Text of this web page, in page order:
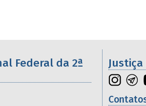
sobre os órgãos da 2ª
Federal da 2ª